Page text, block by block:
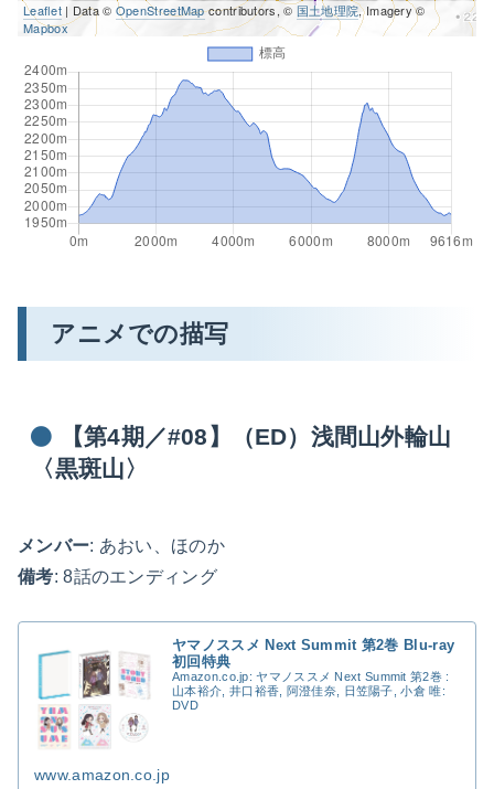
Leaflet| Data © OpenStreetMapcontributors, ©国土地理院, Imagery ©
Mapbox
アニメでの描写
【第4期／#08】（ED）浅間山外輪山
〈黒斑山〉
メンバー: あおい、ほのか
備考: 8話のエンディング
ヤマノススメ Next Summit 第2巻 Blu-ray
初回特典
Amazon.co.jp: ヤマノススメ Next Summit 第2巻 :
山本裕介, 井口裕香, 阿澄佳奈, 日笠陽子, 小倉 唯:
DVD
www.amazon.co.jp